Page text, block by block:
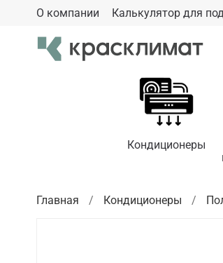
О компании Калькулятор для
Кондиционеры
Главная Кондиционеры